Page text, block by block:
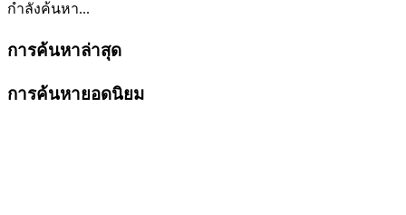
กำลังค้นหา...
การค้นหาล่าสุด
การค้นหายอดนิยม